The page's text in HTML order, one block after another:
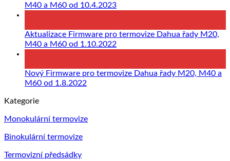
pořídit
je
M40 a M60 od 10.4.2023
Aktualizace Firmware pro termovize Dahua řady M20,
M40 a M60 od 1.10.2022
Nový Firmware pro termovize Dahua řady M20, M40 a
M60 od 1.8.2022
Kategorie
Monokulární termovize
Binokulární termovize
Termovizní předsádky